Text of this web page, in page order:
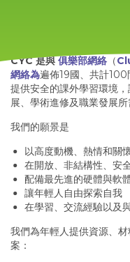
CYC 是與 俱樂部網絡 （
網絡為遍佈19國、共計
提供安全的課外學習環境
展、學術進修及職業發展所
我們的願景是
以高度動機、熱情和關
在開放、非結構性、安
配備最先進的硬體與軟
讓年輕人自由探索自我
在學習、交流經驗以及
我們為年輕人提供資源、
案：